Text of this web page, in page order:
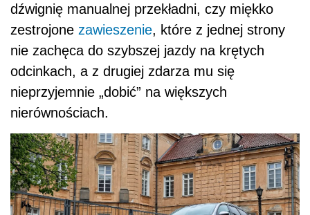
dźwignię manualnej przekładni, czy miękko
zestrojone zawieszenie, które z jednej strony
nie zachęca do szybszej jazdy na krętych
odcinkach, a z drugiej zdarza mu się
nieprzyjemnie „dobić” na większych
nierównościach.